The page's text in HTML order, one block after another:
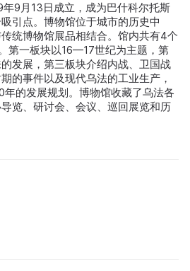
9月13日成立，成为巴什科尔托斯
引点。博物馆位于城市的历史中
统博物馆展品相结合。馆内共有4个
第一板块以16—17世纪为主题，第
发展，第三板块介绍内战、卫国战
的事件以及现代乌法的工业生产，
的发展规划。博物馆收藏了乌法各
览、研讨会、会议、巡回展览和历